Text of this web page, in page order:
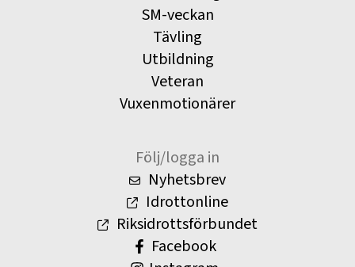
SM-veckan
Tävling
Utbildning
Veteran
Vuxenmotionärer
Följ/logga in
Nyhetsbrev
Idrottonline
Riksidrottsförbundet
Facebook